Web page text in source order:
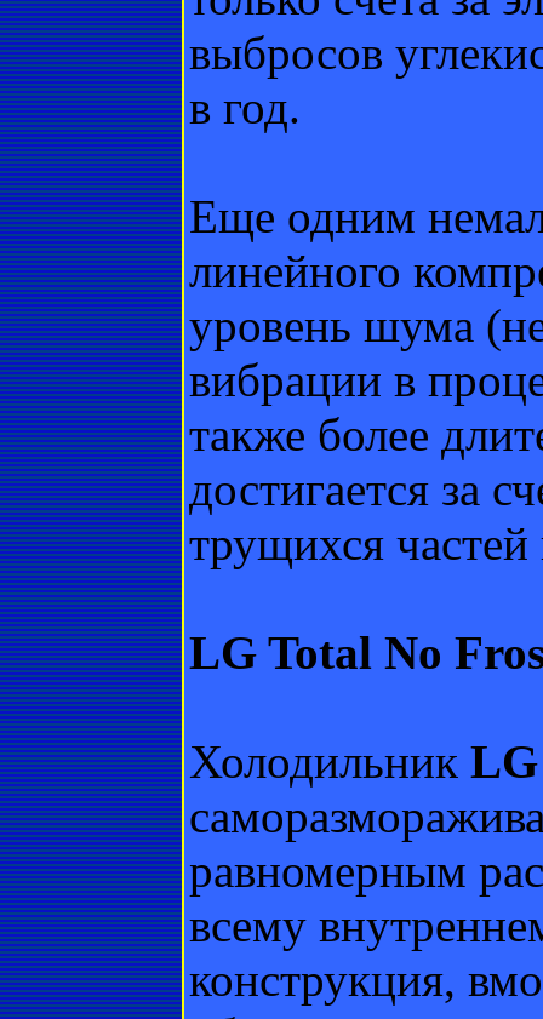
выбросов
в год.
Еще одним
линейного
уровень шума
вибрации в
также более
достигается за
трущихся
LG Total No
Холодильник
равномерным
всему
конструкция,